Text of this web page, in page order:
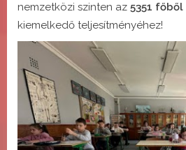
nemzetközi szinten az 5351
kiemelkedő teljesítményéhez!